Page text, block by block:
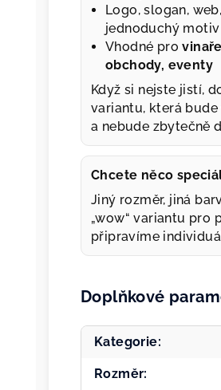
Logo, slogan,
jednoduchý motiv
Vhodné pro
obchody, eventy
Když si nejste jistí,
variantu, která
a nebude zbytečně
Chcete něco
Jiný rozměr, jiná
„wow“ variantu pro
připravíme
Doplňkové
Kategorie:
Rozměr: